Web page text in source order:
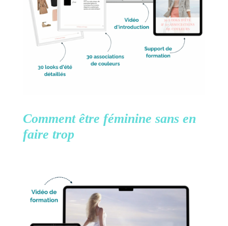
Comment être féminine sans en
faire trop